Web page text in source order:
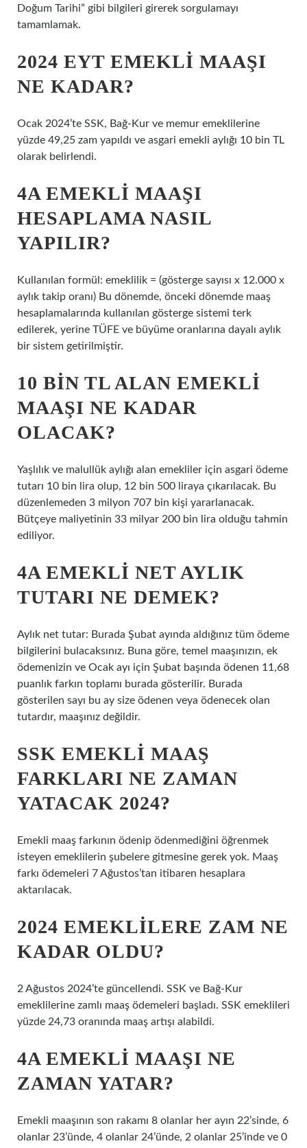
Doğum Tarihi” gibi bilgileri girerek sorgulamayı
tamamlamak.
2024 EYT EMEKLI MAAŞI
NE KADAR?
Ocak 2024’te SSK, Bağ-Kur ve memur emeklilerine
yüzde 49,25 zam yapıldı ve asgari emekli aylığı 10 bin TL
olarak belirlendi.
4A EMEKLI MAAŞI
HESAPLAMA NASIL
YAPILIR?
Kullanılan formül: emeklilik = (gösterge sayısı x 12.000 x
aylık takip oranı) Bu dönemde, önceki dönemde maaş
hesaplamalarında kullanılan gösterge sistemi terk
edilerek, yerine TÜFE ve büyüme oranlarına dayalı aylık
bir sistem getirilmiştir.
10 BIN TL ALAN EMEKLI
MAAŞI NE KADAR
OLACAK?
Yaşlılık ve malullük aylığı alan emekliler için asgari ödeme
tutarı 10 bin lira olup, 12 bin 500 liraya çıkarılacak. Bu
düzenlemeden 3 milyon 707 bin kişi yararlanacak.
Bütçeye maliyetinin 33 milyar 200 bin lira olduğu tahmin
ediliyor.
4A EMEKLI NET AYLIK
TUTARI NE DEMEK?
Aylık net tutar: Burada Şubat ayında aldığınız tüm ödeme
bilgilerini bulacaksınız. Buna göre, temel maaşınızın, ek
ödemenizin ve Ocak ayı için Şubat başında ödenen 11,68
puanlık farkın toplamı burada gösterilir. Burada
gösterilen sayı bu ay size ödenen veya ödenecek olan
tutardır, maaşınız değildir.
SSK EMEKLI MAAŞ
FARKLARI NE ZAMAN
YATACAK 2024?
Emekli maaş farkının ödenip ödenmediğini öğrenmek
isteyen emeklilerin şubelere gitmesine gerek yok. Maaş
farkı ödemeleri 7 Ağustos’tan itibaren hesaplara
aktarılacak.
2024 EMEKLILERE ZAM NE
KADAR OLDU?
2 Ağustos 2024’te güncellendi. SSK ve Bağ-Kur
emeklilerine zamlı maaş ödemeleri başladı. SSK emeklileri
yüzde 24,73 oranında maaş artışı alabildi.
4A EMEKLI MAAŞI NE
ZAMAN YATAR?
Emekli maaşının son rakamı 8 olanlar her ayın 22’sinde, 6
olanlar 23’ünde, 4 olanlar 24’ünde, 2 olanlar 25’inde ve 0